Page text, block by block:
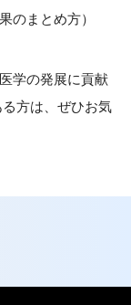
のまとめ方）
学の発展に貢献
方は、ぜひお気